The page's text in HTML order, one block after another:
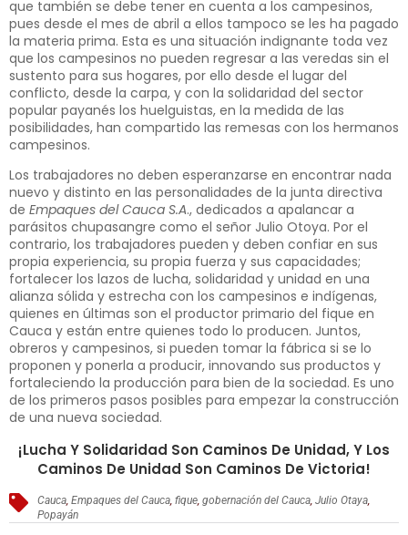
que también se debe tener en cuenta a los campesinos,
pues desde el mes de abril a ellos tampoco se les ha pagado
la materia prima. Esta es una situación indignante toda vez
que los campesinos no pueden regresar a las veredas sin el
sustento para sus hogares, por ello desde el lugar del
conflicto, desde la carpa, y con la solidaridad del sector
popular payanés los huelguistas, en la medida de las
posibilidades, han compartido las remesas con los hermanos
campesinos.
Los trabajadores no deben esperanzarse en encontrar nada
nuevo y distinto en las personalidades de la junta directiva
de Empaques del Cauca S.A., dedicados a apalancar a
parásitos chupasangre como el señor Julio Otoya. Por el
contrario, los trabajadores pueden y deben confiar en sus
propia experiencia, su propia fuerza y sus capacidades;
fortalecer los lazos de lucha, solidaridad y unidad en una
alianza sólida y estrecha con los campesinos e indígenas,
quienes en últimas son el productor primario del fique en
Cauca y están entre quienes todo lo producen. Juntos,
obreros y campesinos, si pueden tomar la fábrica si se lo
proponen y ponerla a producir, innovando sus productos y
fortaleciendo la producción para bien de la sociedad. Es uno
de los primeros pasos posibles para empezar la construcción
de una nueva sociedad.
¡Lucha Y Solidaridad Son Caminos De Unidad, Y Los
Caminos De Unidad Son Caminos De Victoria!
Cauca ,Empaques del Cauca ,fique ,gobernación del Cauca ,Julio Otaya
Popayán